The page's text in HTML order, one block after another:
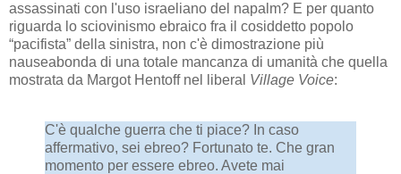
assassinati con l'uso israeliano del napalm? E per quanto
riguarda lo sciovinismo ebraico fra il cosiddetto popolo
“pacifista” della sinistra, non c'è dimostrazione più
nauseabonda di una totale mancanza di umanità che quella
mostrata da Margot Hentoff nel liberal Village Voice:
C'è qualche guerra che ti piace? In caso
affermativo, sei ebreo? Fortunato te. Che gran
momento per essere ebreo. Avete mai